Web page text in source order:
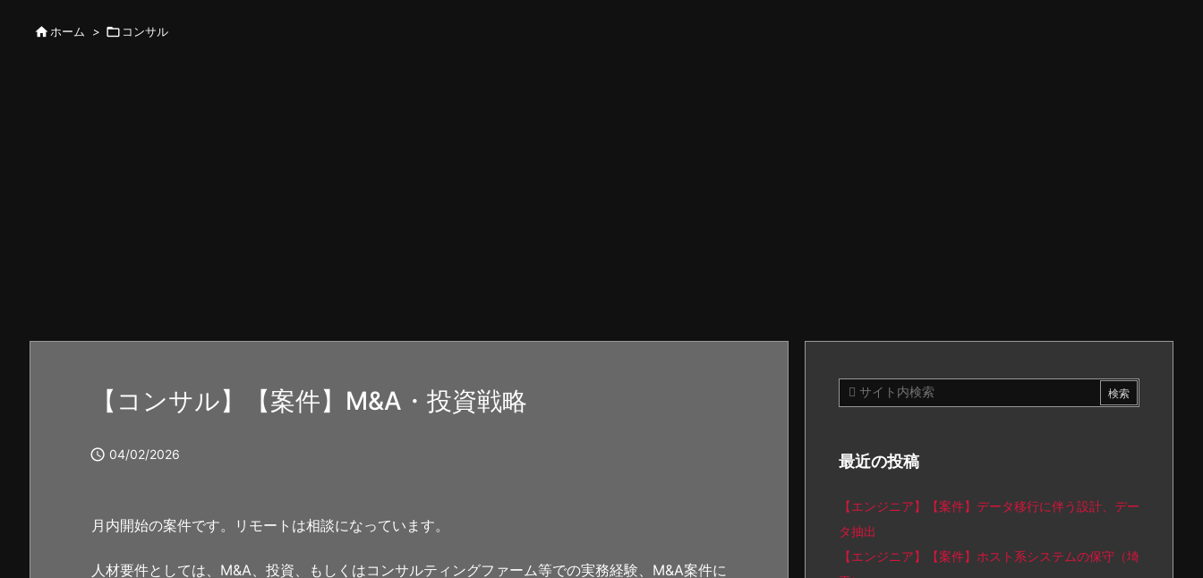
 ホーム >  コンサル
【コンサル】【案件】M&A・投資戦略
 04/02/2026
月内開始の案件です。リモートは相談になっています。
人材要件としては、M&A、投資、もしくはコンサルティングファーム等での実務経験、M&A案件に
最近の投稿
【エンジニア】【案件】データ移行に伴う設計、デー
タ抽出
【エンジニア】【案件】ホスト系システムの保守（埼